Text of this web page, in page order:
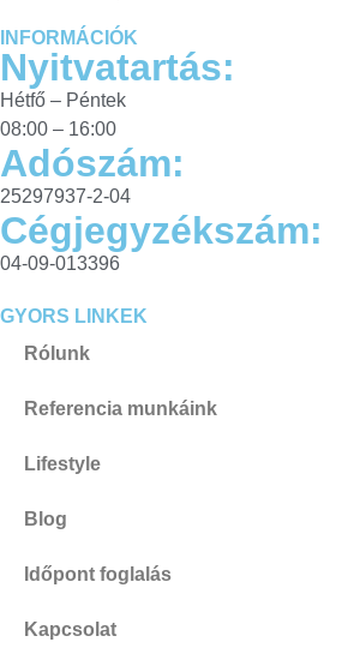
INFORMÁCIÓK
Nyitvatartás:
Hétfő – Péntek
08:00 – 16:00
Adószám:
25297937-2-04
Cégjegyzékszám:
04-09-013396
GYORS LINKEK
Rólunk
Referencia munkáink
Lifestyle
Blog
Időpont foglalás
Kapcsolat